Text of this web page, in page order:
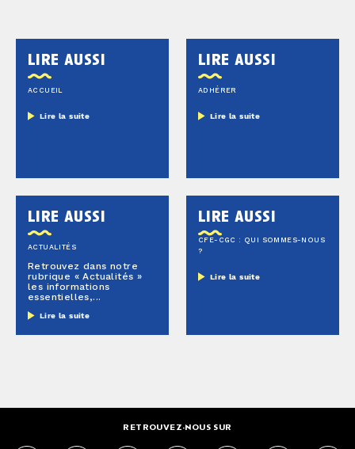
lire aussi
ACCUEIL
Lire la suite
lire aussi
ADHÉRER
Lire la suite
lire aussi
ACTUALITÉS
Retrouvez dans notre
rubrique « Actualités »
les informations
essentielles,...
Lire la suite
lire aussi
CFE-CGC : QUI SOMMES-NOUS
?
Lire la suite
RETROUVEZ-NOUS SUR